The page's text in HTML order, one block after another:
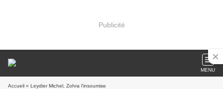
Publicité
MENU
Accueil » Leydier Michel, Zohra l'insoumise